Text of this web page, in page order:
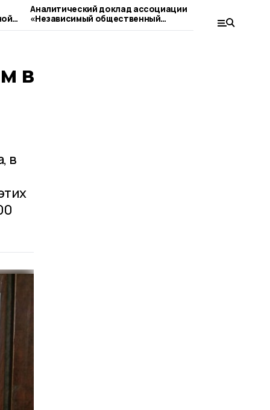
Аналитический доклад ассоциации
«Независимый общественный
мониторинг» обсудили тамбовские
в
в